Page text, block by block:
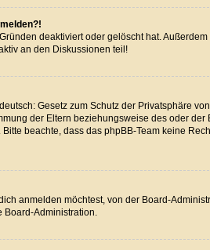
deaktiviert oder gelöscht hat.
an den Diskussionen teil!
Gesetz zum Schutz der Privatsphäre
der Eltern beziehungsweise des oder
beachte, dass das phpBB-Team keine
anmelden möchtest, von der Board-
Board-Administration.